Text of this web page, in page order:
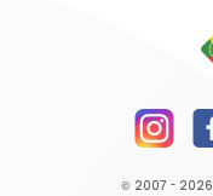
© 2007 - 2026